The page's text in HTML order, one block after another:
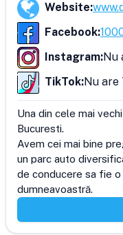
Website:
Facebook:
Instagram:Nu
TikTok:Nu are
Una din cele mai
Bucuresti.
Avem cei mai bine
un parc auto
de conducere sa fie
dumneavoastră.